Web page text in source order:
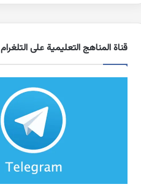
قناة المناهج التعليمية على التلغرام